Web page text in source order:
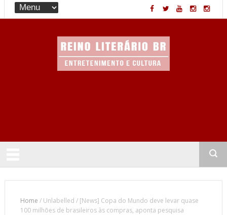
Home /Unlabelled / [News] Copa do Mundo deve levar quase
100 milhões de brasileiros às compras, aponta pesquisa